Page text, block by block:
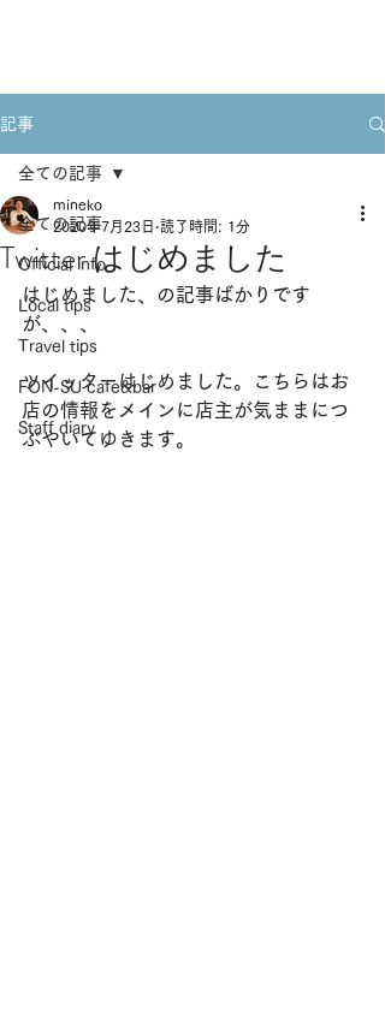
記事
全ての記事
Official info
Local tips
Travel tips
FON-SU cafe&bar
Staff diary
全ての記事
Twitter はじめました
mineko
2020年7月23日 読了時間: 1分
はじめました、の記事ばかりです
が、、、
ツイッターはじめました。こちらはお
店の情報をメインに店主が気ままにつ
ぶやいてゆきます。